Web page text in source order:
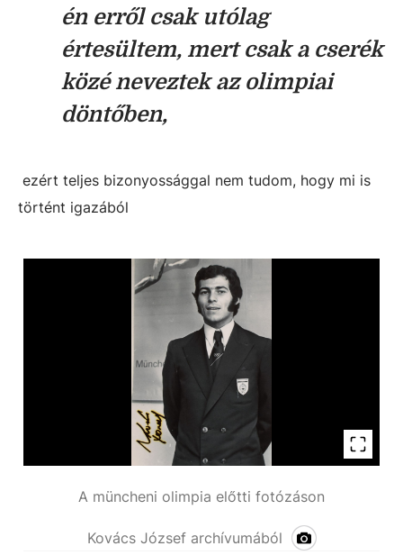
én erről csak utólag
értesültem, mert csak a cserék
közé neveztek az olimpiai
döntőben,
ezért teljes bizonyossággal nem tudom, hogy mi is
történt igazából
A müncheni olimpia előtti fotózáson
Kovács József archívumából